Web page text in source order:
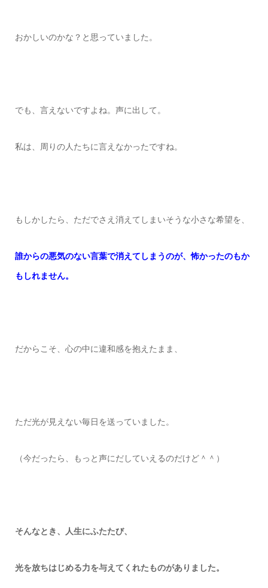
おかしいのかな？と思っていました。
でも、言えないですよね。 声に出して。
私は、周りの人たちに言えなかったですね。
もしかしたら、ただでさえ消えてしまいそうな小さな希望を、
誰からの悪気のない言葉で消えてしまうのが、怖かったのもか
もしれません。
だからこそ、心の中に違和感を抱えたまま、
ただ光が見えない毎日を送っていました。
（今だったら、もっと声にだしていえるのだけど＾＾）
そんなとき、人生にふたたび、
光を放ちはじめる力を与えてくれたものがありました。